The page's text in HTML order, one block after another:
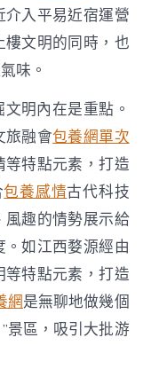
入平易近宿運營
文明的同時，也
味。
明內在是重點。
旅融會包養網單次
特點元素，打造
包養感情古代科技
趣的情勢展示給
如江西婺源經由
特點元素，打造
網是無聊地做幾個
景區，吸引大批游